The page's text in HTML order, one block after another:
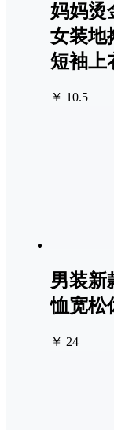
妈妈烫
女装地
短袖上
￥ 10.5
男装新
恤宽松
￥ 24